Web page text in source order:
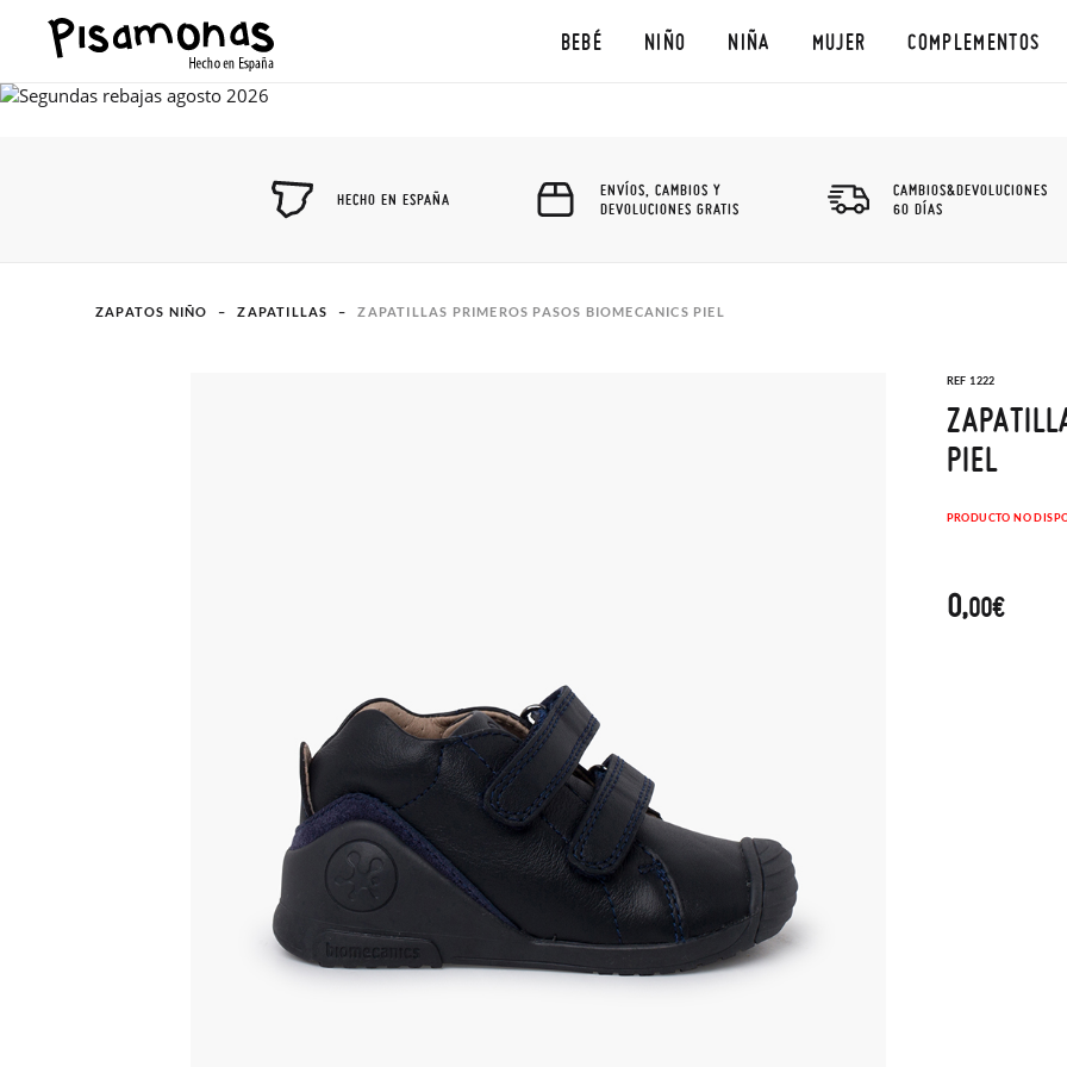
BEBÉ NIÑO NIÑA MUJER COMPLEMENTOS
HECHO EN ESPAÑA
ENVÍOS, CAMBIOS Y
DEVOLUCIONES GRATIS
CAMBIOS&DEVOLUCIONES
60 DÍAS
ZAPATOS NIÑO ZAPATILLAS ZAPATILLAS PRIMEROS PASOS BIOMECANICS PIEL
REF 1222
PIEL
PRODUCTO NO
0,00€